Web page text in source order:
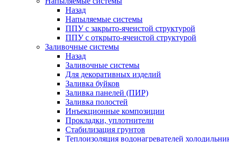
Назад
Напыляемые системы
ППУ с закрыто-ячеистой структурой
ППУ с открыто-ячеистой структурой
Заливочные системы
Назад
Заливочные системы
Для декоративных изделий
Заливка буйков
Заливка панелей (ПИР)
Заливка полостей
Инъекционные композиции
Прокладки, уплотнители
Стабилизация грунтов
Теплоизоляция водонагревателей